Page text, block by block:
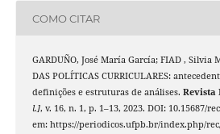
COMO CITAR
GARDUÑO, José María García; FIAD , Silvia
DAS POLÍTICAS CURRICULARES:
definições e estruturas de análises. Revista
l.], v. 16, n. 1, p. 1–13, 2023. DOI: 10.15687/
em: https://periodicos.ufpb.br/index.php/